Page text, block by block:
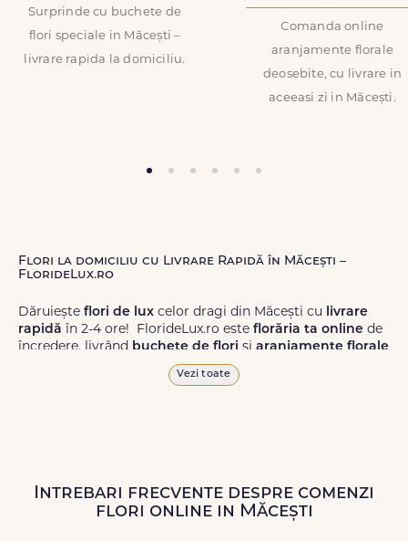
Surprinde cu buchete de
flori speciale in Măcești –
livrare rapida la domiciliu.
Comanda online
aranjamente florale
deosebite, cu livrare in
aceeasi zi in Măcești.
Flori la domiciliu cu Livrare Rapidă în Măcești –
FlorideLux.ro
Dăruiește flori de lux celor dragi din Măcești cu livrare
rapidă în 2-4 ore! FlorideLux.ro este florăria ta online de
încredere, livrând buchete de flori și aranjamente florale
de calitate superioară în Măcești și în toată România.
Livrăm buchete de florichiar și în weekend, pentru ca tu
să poți adresa un gest frumos atunci când ai nevoie.
Vezi toate
Intrebari frecvente despre comenzi
flori online in Măcești